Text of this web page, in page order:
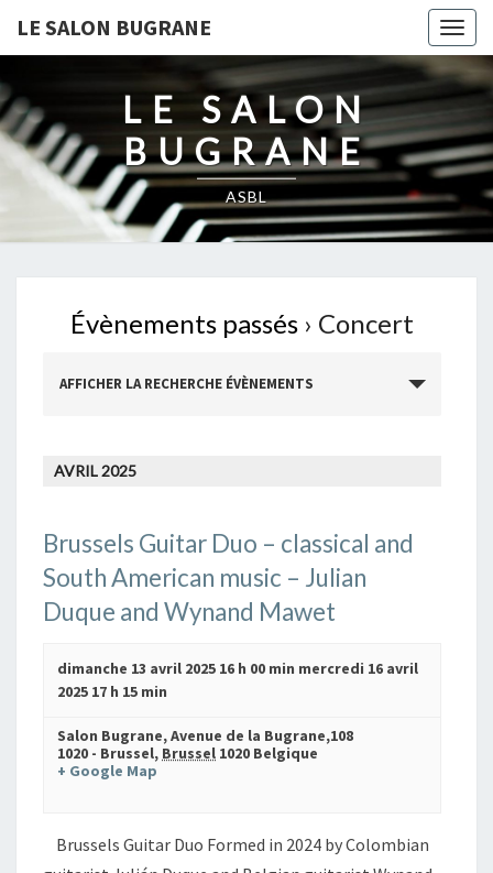
LE SALON BUGRANE
LE SALON
BUGRANE
ASBL
Évènements passés› Concert
e
c
h
e
e
AFFICHER LA RECHERCHE ÉVÈNEMENTS
AVRIL 2025
Brussels Guitar Duo – classical and
South American music – Julian
Duque and Wynand Mawet
dimanche 13 avril 2025 16 h 00 min mercredi 16 avril
2025 17 h 15 min
Salon Bugrane,Avenue de la Bugrane,108
1020 - Brussel, Brussel 1020 Belgique
+ Google Map
Brussels Guitar Duo Formed in 2024 by Colombian